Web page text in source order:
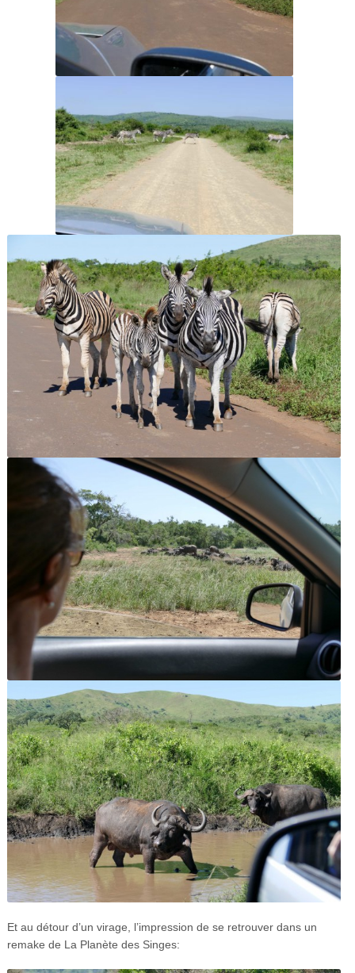
Et au détour d’un virage, l’impression de se retrouver dans un
remake de La Planète des Singes: